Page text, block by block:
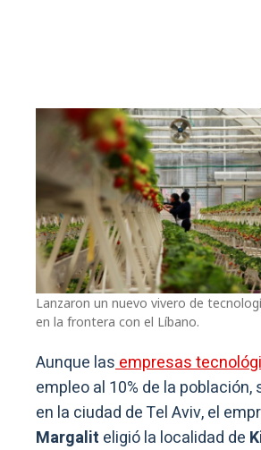
Lanzaron un nuevo vivero de
en la frontera con el Líbano.
Aunque lasempresas
empleo al 10% de la
en la ciudad de Tel Aviv, el
Margalit eligió la localidad de